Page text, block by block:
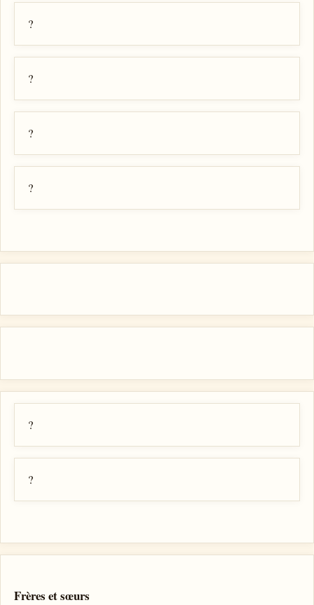
?
?
?
?
?
?
Frères et sœurs